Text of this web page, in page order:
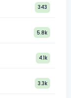
343
5.8k
4.1k
3.3k